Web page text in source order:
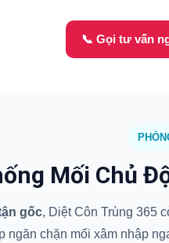
📞 Gọi tư vấn
Mối Chủ
gốc, Diệt Côn Trùng 365
ngăn chặn mối xâm nhập